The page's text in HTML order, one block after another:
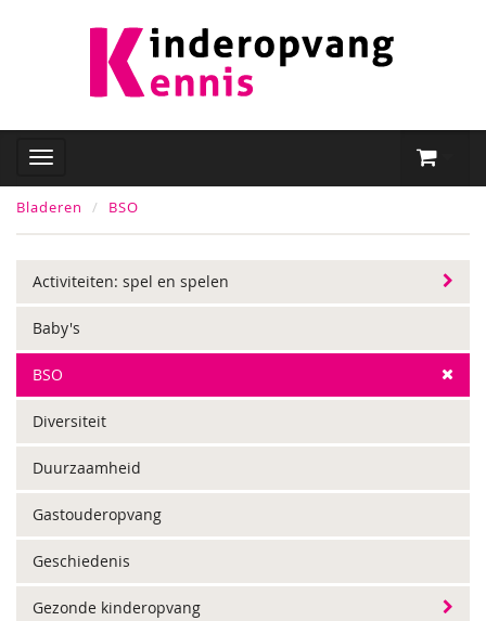
Bladeren BSO
Activiteiten: spel en spelen
Baby's
BSO
Diversiteit
Duurzaamheid
Gastouderopvang
Geschiedenis
Gezonde kinderopvang